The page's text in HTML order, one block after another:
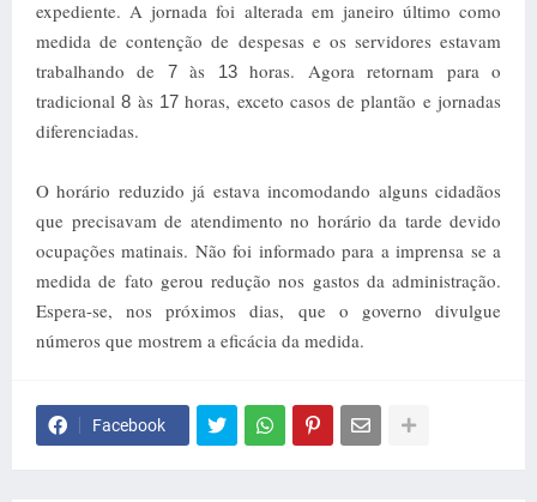
expediente. A jornada foi alterada em janeiro último como
medida de contenção de despesas e os servidores estavam
trabalhando de 7às 13horas. Agora retornam para o
tradicional8 às 17horas, exceto casos de plantão e jornadas
diferenciadas.
O horário reduzido já estava incomodando alguns cidadãos
que precisavam de atendimento no horário da tarde devido
ocupações matinais. Não foi informado para a imprensa se a
medida de fato gerou redução nos gastos da administração.
Espera-se, nos próximos dias, que o governo divulgue
números que mostrem a eficácia da medida.
Facebook